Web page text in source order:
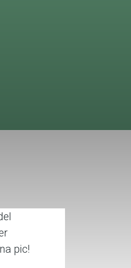
pic!